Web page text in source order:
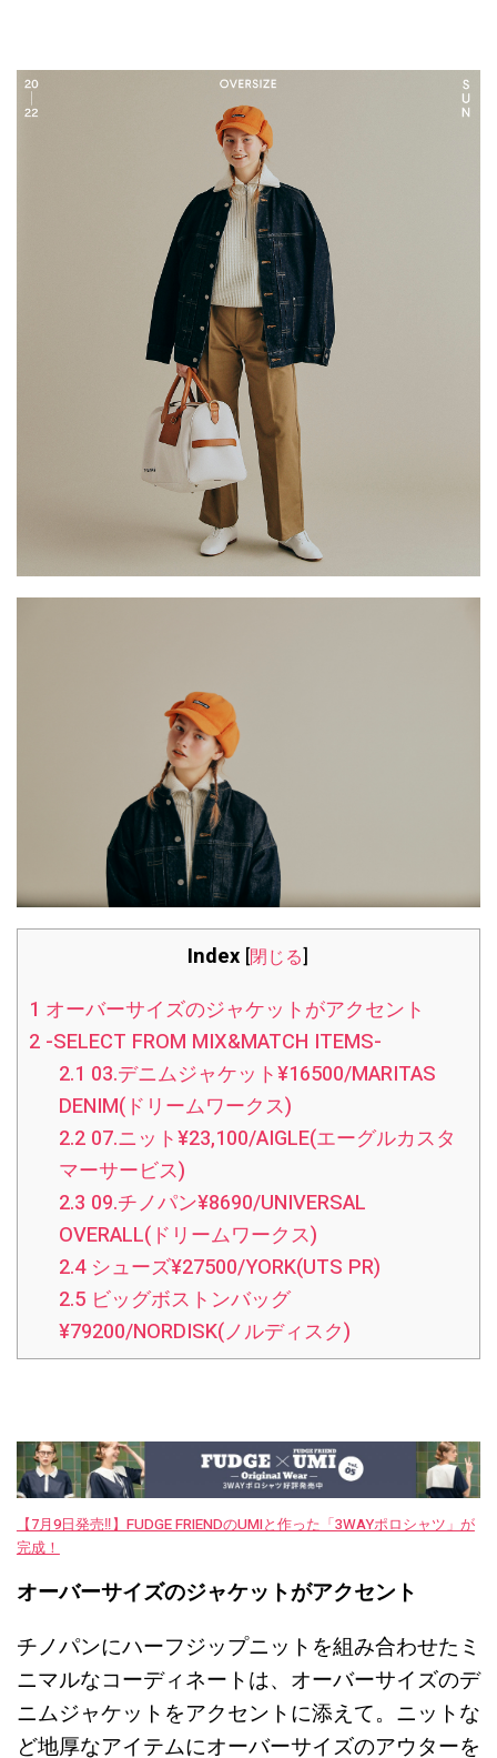
Index [閉じる]
1 オーバーサイズのジャケットがアクセント
2-SELECT FROM MIX&MATCH ITEMS-
2.1 03.デニムジャケット¥16500/MARITAS
DENIM(ドリームワークス)
2.2 07.ニット¥23,100/AIGLE(エーグルカスタ
マーサービス)
2.3 09.チノパン¥8690/UNIVERSAL
OVERALL(ドリームワークス)
2.4シューズ¥27500/YORK(UTS PR)
2.5 ビッグボストンバッグ
¥79200/NORDISK(ノルディスク)
【7月9日発売‼︎】FUDGE FRIENDのUMIと作った「3WAYポロシャツ」が
完成！
オーバーサイズのジャケットがアクセント
チノパンにハーフジップニットを組み合わせたミ
ニマルなコーディネートは、オーバーサイズのデ
ニムジャケットをアクセントに添えて。ニットな
ど地厚なアイテムにオーバーサイズのアウターを